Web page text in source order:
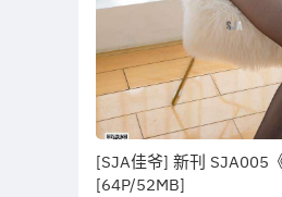
[SJA佳爷] 新刊 SJA005《
[64P/52MB]